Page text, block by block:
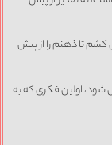
تا ذهنم را از پیش
اولین فکری که به